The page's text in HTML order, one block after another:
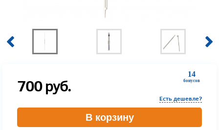
14
бонусов
700руб.
Есть дешевле?
В корзину